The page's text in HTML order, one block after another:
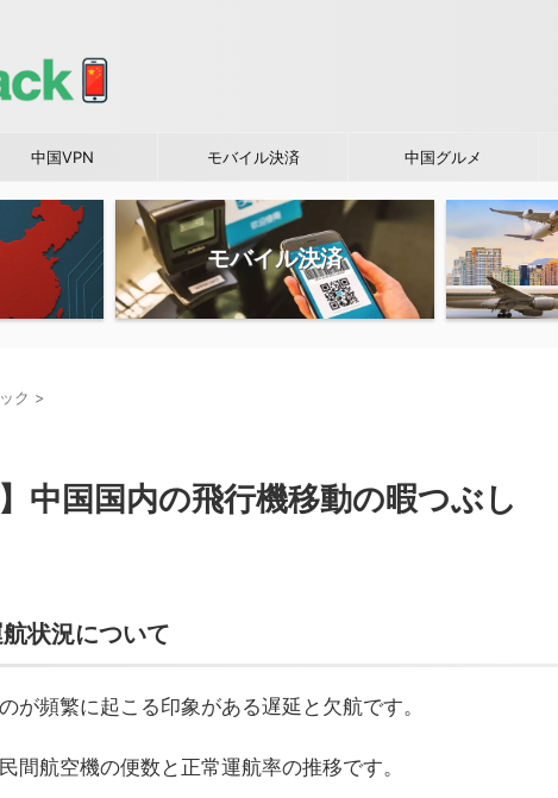
中国VPN モバイル決済 中国グルメ
モバイル決済
ク >
】中国国内の飛行機移動の暇つぶし
状況について
が頻繁に起こる印象がある遅延と欠航です。
間航空機の便数と正常運航率の推移です。